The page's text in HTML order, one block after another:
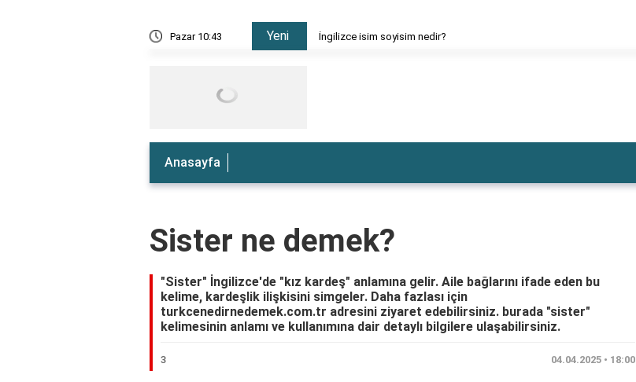
Pazar 10:43 Yeni İngilizce isim soyisim nedir?
Anasayfa
Sister ne demek?
"Sister" İngilizce'de "kız kardeş" anlamına gelir. Aile bağlarını ifade eden bu
kelime, kardeşlik ilişkisini simgeler. Daha fazlası için
turkcenedirnedemek.com.tr adresini ziyaret edebilirsiniz. burada "sister"
kelimesinin anlamı ve kullanımına dair detaylı bilgilere ulaşabilirsiniz.
3 04.04.2025 • 18:00